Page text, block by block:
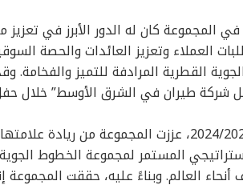
المجموعة كان له الدور الأبرز في تعزيز
العملاء وتعزيز العائدات والحصة
القطرية المرادفة للتميز
شركة طيران في الشرق الأوسط” خلال
وبالإضافة إلى ما سبق وخلال عام 2024/2023، عززت
المستمر لمجموعة الخطوط
العالم. وبناءً عليه، حققت المجموعة